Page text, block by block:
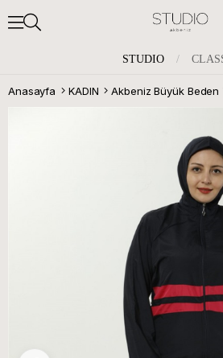
STUDIO /
Anasayfa KADIN Akbeniz Büyük Beden